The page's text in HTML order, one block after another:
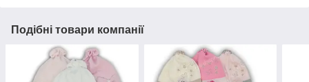
Подібні товари компанії